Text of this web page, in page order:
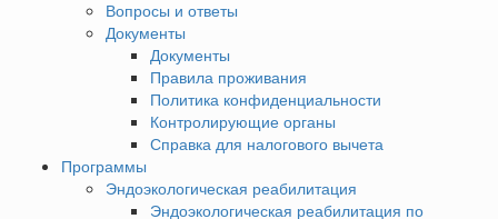
Вопросы и ответы
Документы
Документы
Правила проживания
Политика конфиденциальности
Контролирующие органы
Справка для налогового вычета
Программы
Эндоэкологическая реабилитация
Эндоэкологическая реабилитация по
жизни. Главная задача йоги — оздоровление
души и тела, которые идут параллельно и в
Асаны йоги учат эффективно думать,
двигаться и дышать, вести здоровый образ
жизни и отказываться от вредных